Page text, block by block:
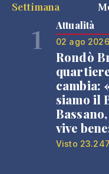
Settimana
1 Attualità
02 ago 2026
Rondò
cambia:
siamo il
vive
Visto